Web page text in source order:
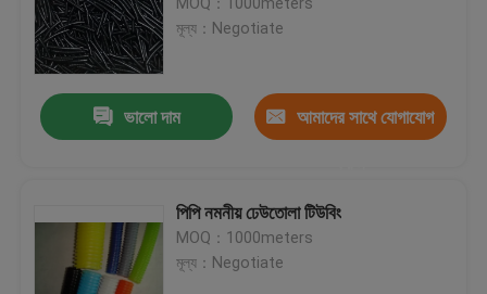
MOQ：1000meters
মূল্য：Negotiate
ভালো দাম আমাদের সাথে যোগাযোগ
পিপি নমনীয় ঢেউতোলা টিউবিং
MOQ：1000meters
মূল্য：Negotiate